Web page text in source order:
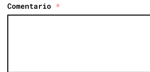
Comentario *